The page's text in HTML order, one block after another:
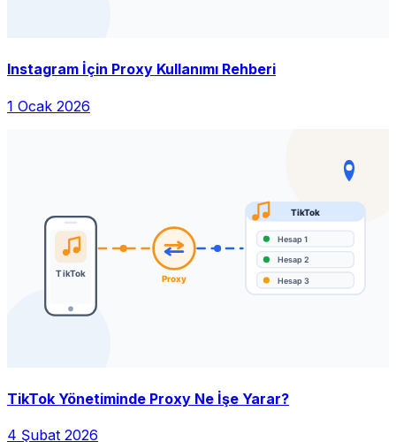
Instagram İçin Proxy Kullanımı Rehberi
1 Ocak 2026
TikTok Yönetiminde Proxy Ne İşe Yarar?
4 Şubat 2026